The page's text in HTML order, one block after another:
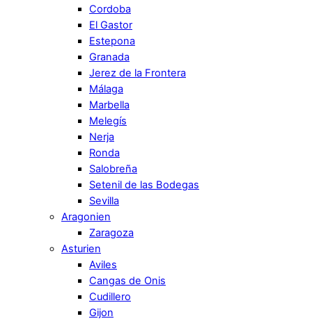
Cordoba
El Gastor
Estepona
Granada
Jerez de la Frontera
Málaga
Marbella
Melegís
Nerja
Ronda
Salobreña
Setenil de las Bodegas
Sevilla
Aragonien
Zaragoza
Asturien
Aviles
Cangas de Onis
Cudillero
Gijon